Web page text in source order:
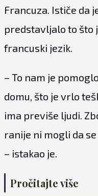
Francuza. Ističe da
predstavljalo to što
francuski jezik.
– To nam je
domu, što je vrlo
ima previše ljudi.
ranije ni mogli da
– istakao je.
Pročitajte više